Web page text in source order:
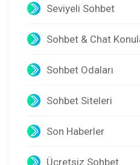
Seviyeli Sohbet
Sohbet & Chat
Sohbet Odaları
Sohbet Siteleri
Son Haberler
Ücretsiz Sohbet